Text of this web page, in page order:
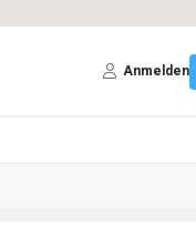
Anmelden